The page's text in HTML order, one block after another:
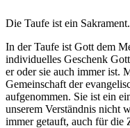
Die Taufe ist ein
In der Taufe ist Gott dem
individuelles Geschenk
er oder sie auch immer ist.
Gemeinschaft der
aufgenommen. Sie ist ein
unserem Verständnis nicht
immer getauft, auch für die